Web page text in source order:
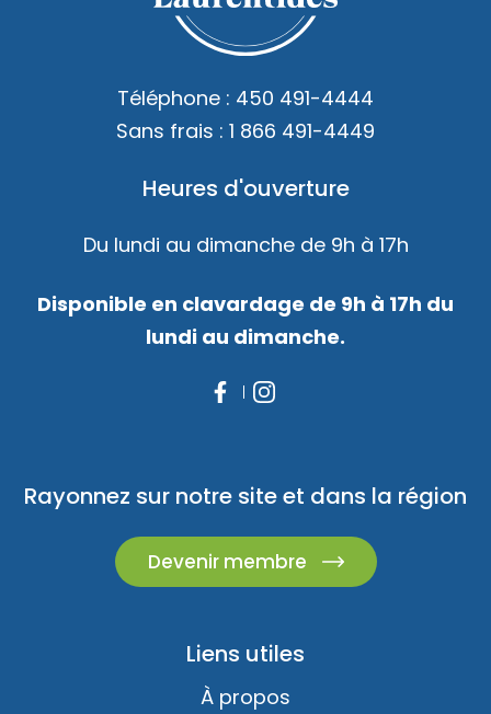
Téléphone : 450 491-4444
Sans frais : 1 866 491-4449
Heures d'ouverture
Du lundi au dimanche de 9h à 17h
Disponible en clavardage de 9h à 17h du
lundi au dimanche.
Rayonnez sur notre site et dans la région
Devenir membre
Liens utiles
À propos